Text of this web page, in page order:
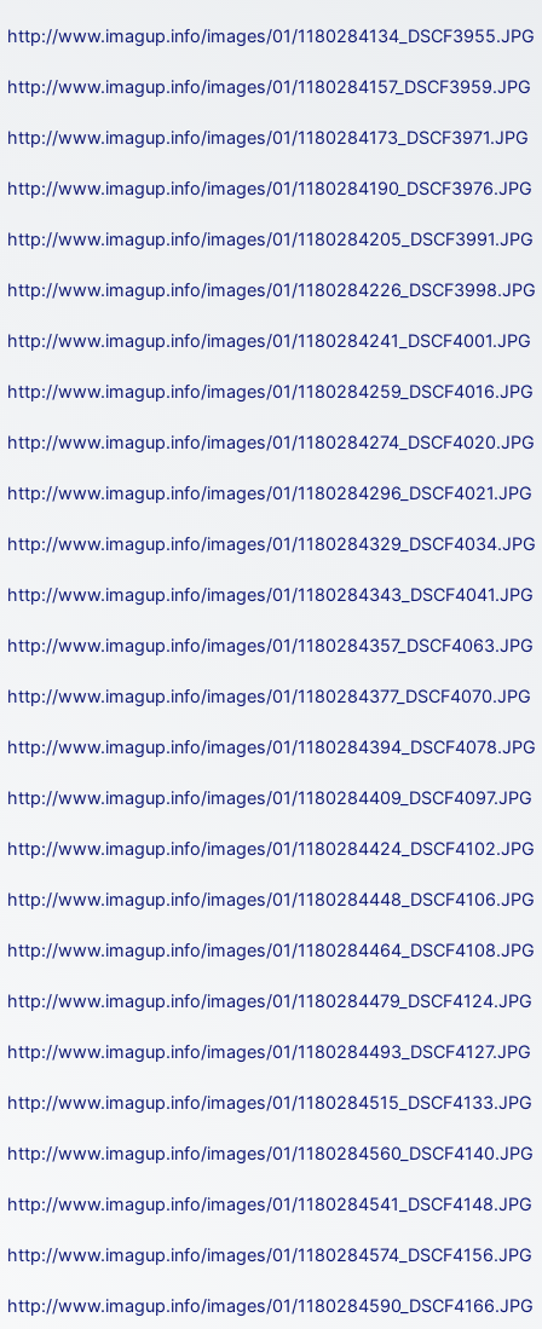
http://www.imagup.info/images/01/1180284134_DSCF3955.JPG
http://www.imagup.info/images/01/1180284157_DSCF3959.JPG
http://www.imagup.info/images/01/1180284173_DSCF3971.JPG
http://www.imagup.info/images/01/1180284190_DSCF3976.JPG
http://www.imagup.info/images/01/1180284205_DSCF3991.JPG
http://www.imagup.info/images/01/1180284226_DSCF3998.JPG
http://www.imagup.info/images/01/1180284241_DSCF4001.JPG
http://www.imagup.info/images/01/1180284259_DSCF4016.JPG
http://www.imagup.info/images/01/1180284274_DSCF4020.JPG
http://www.imagup.info/images/01/1180284296_DSCF4021.JPG
http://www.imagup.info/images/01/1180284329_DSCF4034.JPG
http://www.imagup.info/images/01/1180284343_DSCF4041.JPG
http://www.imagup.info/images/01/1180284357_DSCF4063.JPG
http://www.imagup.info/images/01/1180284377_DSCF4070.JPG
http://www.imagup.info/images/01/1180284394_DSCF4078.JPG
http://www.imagup.info/images/01/1180284409_DSCF4097.JPG
http://www.imagup.info/images/01/1180284424_DSCF4102.JPG
http://www.imagup.info/images/01/1180284448_DSCF4106.JPG
http://www.imagup.info/images/01/1180284464_DSCF4108.JPG
http://www.imagup.info/images/01/1180284479_DSCF4124.JPG
http://www.imagup.info/images/01/1180284493_DSCF4127.JPG
http://www.imagup.info/images/01/1180284515_DSCF4133.JPG
http://www.imagup.info/images/01/1180284560_DSCF4140.JPG
http://www.imagup.info/images/01/1180284541_DSCF4148.JPG
http://www.imagup.info/images/01/1180284574_DSCF4156.JPG
http://www.imagup.info/images/01/1180284590_DSCF4166.JPG